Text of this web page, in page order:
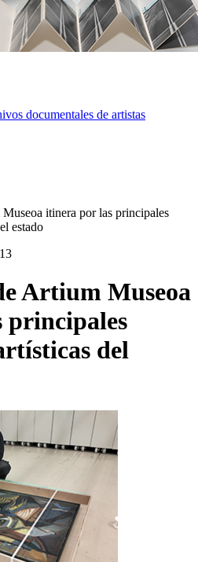
documentales de artistas
itinera por las principales
estado
Artium Museoa
principales
del